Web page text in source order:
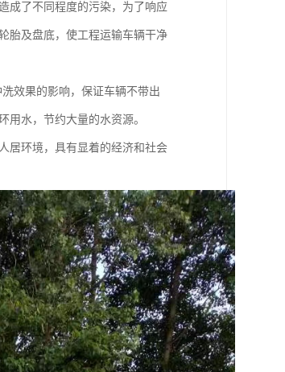
成了不同程度的污染，为了响应
胎及盘底，使工程运输车辆干净
效果的影响，保证车辆不带出
用水，节约大量的水资源。
居环境，具有显着的经济和社会